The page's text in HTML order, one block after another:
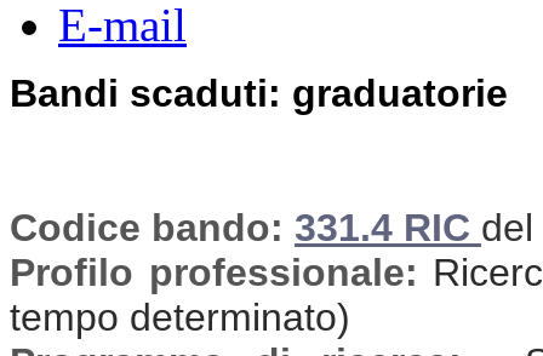
E-mail
Bandi scaduti: graduatorie
Codice bando: 331.4 RIC
Profilo professionale:
tempo determinato)